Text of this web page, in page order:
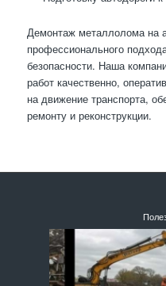
Демонтаж металлолома на
профессионального
безопасности. Наша
работ качественно,
на движение транспорта,
ремонту и реконструкции.